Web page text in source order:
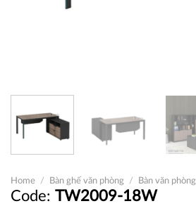
Home / Bàn ghế văn phòng / Bàn văn phòng
TW2009-18W